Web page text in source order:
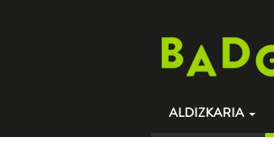
ALDIZKARIA